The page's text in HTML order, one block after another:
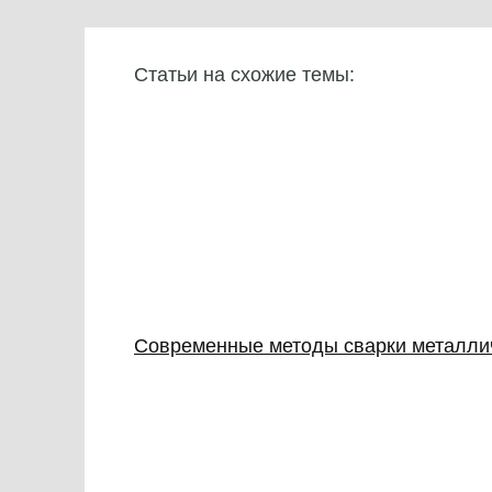
Статьи на схожие темы:
Современные методы сварки